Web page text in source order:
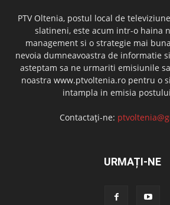
PTV Oltenia, postul local de
slatineni, este acum intr-o haina
management si o strategie mai
nevoia dumneavoastra de informatie
asteptam sa ne urmariti emisiunile
noastra www.ptvoltenia.ro pentru o
intampla in emisia
Contactați-ne:
URMAȚI-NE